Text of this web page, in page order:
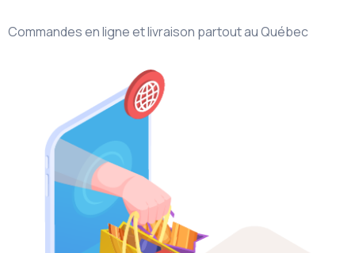
Commandes en ligne et livraison partout au Québec